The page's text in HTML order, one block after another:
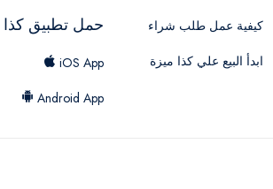
كيفية عمل طلب شراء
ابدأ البيع علي كذا ميزة
حمل تطبيق كذا
iOS App
Android App